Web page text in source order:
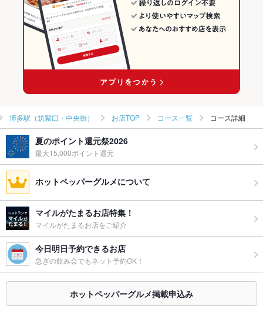
博多駅（筑紫口・中央街）の居酒屋ランキング
博多駅（筑紫口・中央街） お店TOP コース一覧 コース詳細
夏のポイント還元祭2026
最大15,000ポイント還元
ホットペッパーグルメについて
マイルがたまるお店特集！
マイルがたまるお店をご紹介
今日明日予約できるお店
急ぎの飲み会でもネット予約OK！
ホットペッパーグルメ掲載申込み